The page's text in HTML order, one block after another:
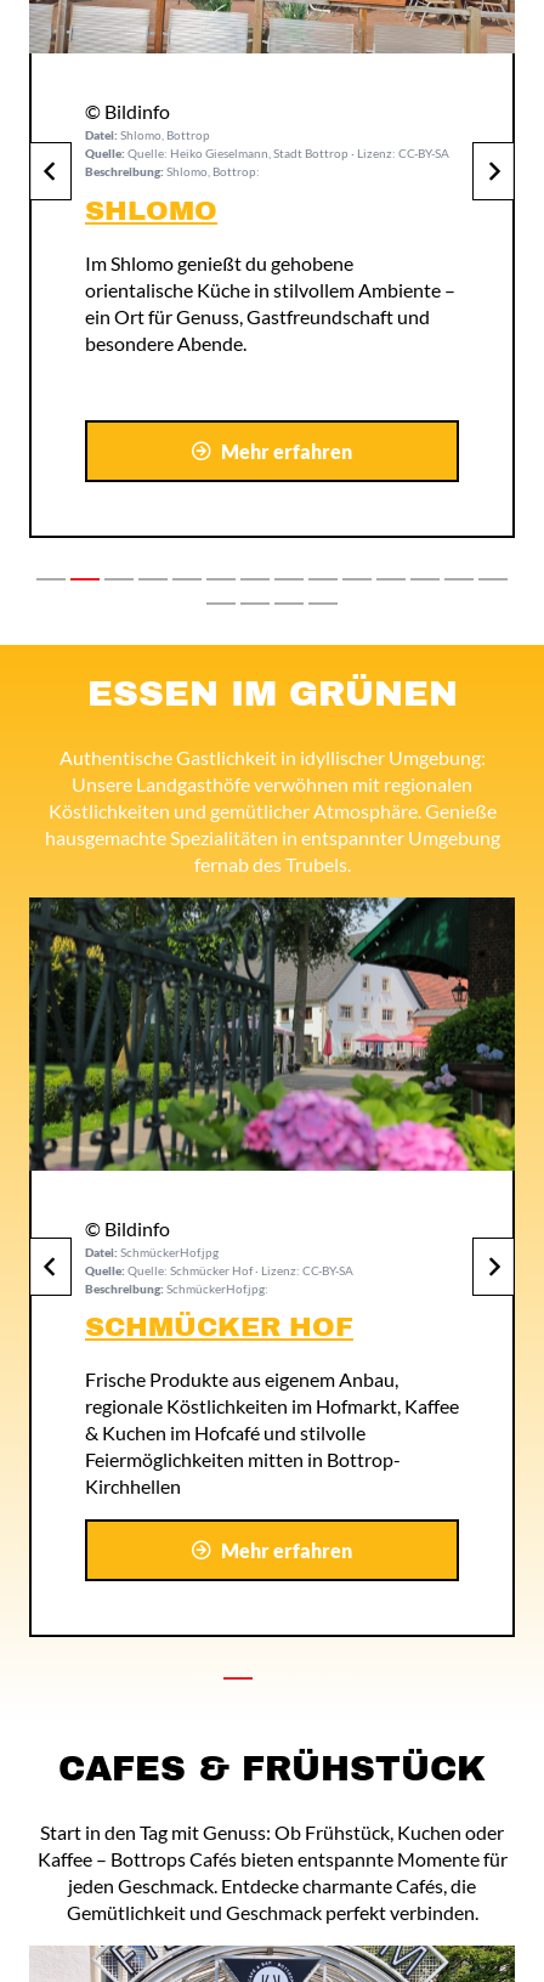
© Bildinfo
Datei: bottrop+restaurant-olympia+bild01.jpg
Quelle: Quelle: TheAndrasBarta (pixabay) · Lizenz: CC-BY
Beschreibung: bottrop+restaurant-olympia+bild01.jpg:
RESTAURANT OLYMPIA
Griechische Spezialitäten und entspannte
mediterrane Atmosphäre in Bottrop-
Kirchhellen.
Mehr erfahren
ESSEN IM GRÜNEN
Authentische Gastlichkeit in idyllischer Umgebung:
Unsere Landgasthöfe verwöhnen mit regionalen
Köstlichkeiten und gemütlicher Atmosphäre. Genieße
hausgemachte Spezialitäten in entspannter Umgebung
fernab des Trubels.
© Bildinfo
Datei: dorsten+restaurant-zum-blauen-see+bild02.jpg
Quelle: Quelle: ErwinVisser (pixabay) · Lizenz: CC-BY
Beschreibung: dorsten+restaurant-zum-blauen-see+bild02.jpg:
WOODPECKER´S
Genieße Burger, Steaks und Ribs im
American-Style mit kühlen Drinks – drinnen
oder auf der sonnigen Terrasse im
Naherholungsgebiet Grafenmühle.
Mehr erfahren
CAFES & FRÜHSTÜCK
Start in den Tag mit Genuss: Ob Frühstück, Kuchen oder
Kaffee – Bottrops Cafés bieten entspannte Momente für
jeden Geschmack. Entdecke charmante Cafés, die
Gemütlichkeit und Geschmack perfekt verbinden.